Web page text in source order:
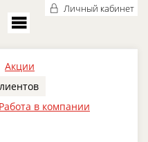
Личный кабинет
Акции
Работа в компании